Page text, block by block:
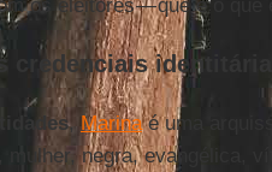
os eleitores — que é o que
credenciais
, Marinaé uma
mulher, negra, evangélica,